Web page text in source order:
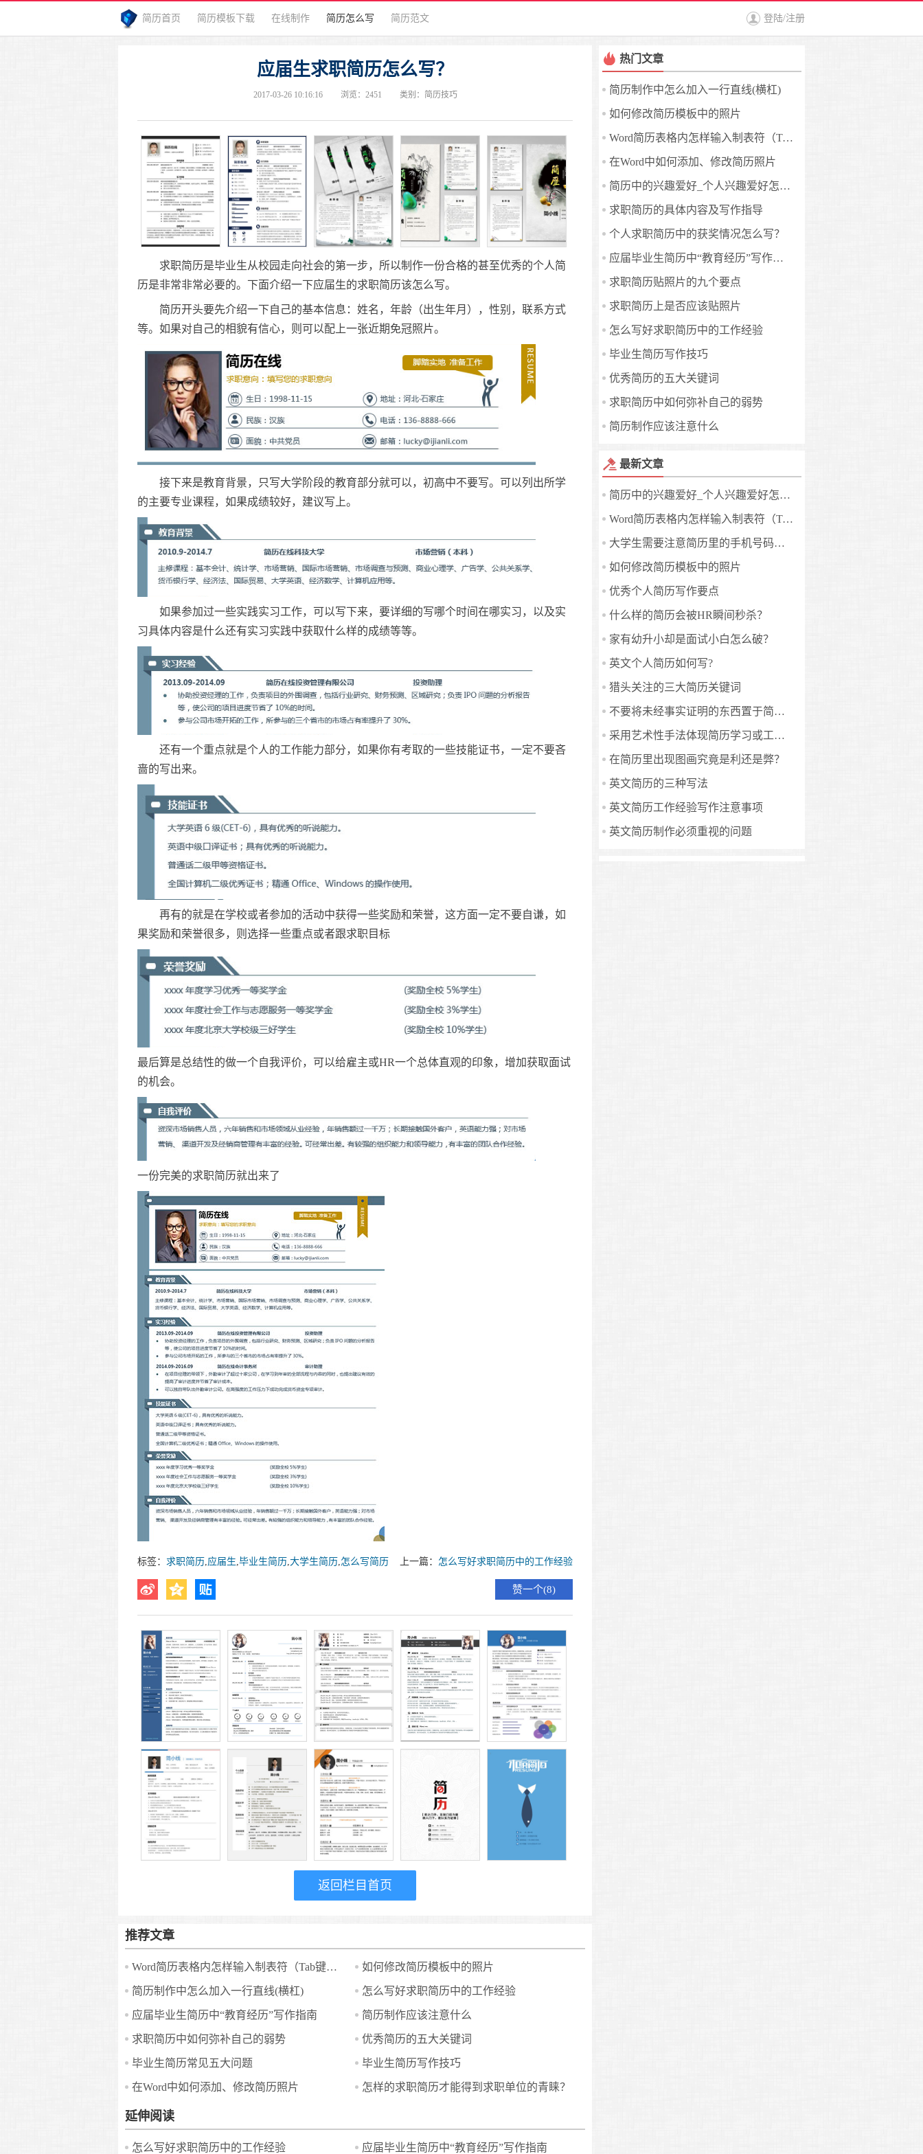
简历首页 简历模板下载 在线制作 简历怎么写 简历范文 登陆/注册
应届生求职简历怎么写？
2017-03-26 10:16:16 浏览： 2451 类别： 简历技巧
求职简历是毕业生从校园走向社会的第一步，所以制作一份合格的甚至优秀的个人简
历是非常非常必要的。下面介绍一下应届生的求职简历该怎么写。
简历开头要先介绍一下自己的基本信息：姓名，年龄（出生年月），性别，联系方式
等。如果对自己的相貌有信心，则可以配上一张近期免冠照片。
接下来是教育背景，只写大学阶段的教育部分就可以，初高中不要写。可以列出所学
的主要专业课程，如果成绩较好，建议写上。
如果参加过一些实践实习工作，可以写下来，要详细的写哪个时间在哪实习，以及实
习具体内容是什么还有实习实践中获取什么样的成绩等等。
还有一个重点就是个人的工作能力部分，如果你有考取的一些技能证书，一定不要吝
啬的写出来。
再有的就是在学校或者参加的活动中获得一些奖励和荣誉，这方面一定不要自谦，如
果奖励和荣誉很多，则选择一些重点或者跟求职目标
最后算是总结性的做一个自我评价，可以给雇主或HR一个总体直观的印象，增加获取面试
的机会。
一份完美的求职简历就出来了
标签： 求职简历,应届生,毕业生简历,大学生简历,怎么写简历 上一篇： 怎么写好求职简历中的工作经验
8
返回栏目首页
推荐文章
Word简历表格内怎样输入制表符（Tab键）？ 如何修改简历模板中的照片
简历制作中怎么加入一行直线(横杠) 怎么写好求职简历中的工作经验
应届毕业生简历中“教育经历”写作指南 简历制作应该注意什么
求职简历中如何弥补自己的弱势 优秀简历的五大关键词
毕业生简历常见五大问题 毕业生简历写作技巧
在Word中如何添加、修改简历照片 怎样的求职简历才能得到求职单位的青睐？
延伸阅读
怎么写好求职简历中的工作经验 应届毕业生简历中“教育经历”写作指南
热门文章
简历制作中怎么加入一行直线(横杠)
如何修改简历模板中的照片
Word简历表格内怎样输入制表符（Tab键）？
在Word中如何添加、修改简历照片
简历中的兴趣爱好_个人兴趣爱好怎么写?
求职简历的具体内容及写作指导
个人求职简历中的获奖情况怎么写？
应届毕业生简历中“教育经历”写作指南
求职简历贴照片的九个要点
求职简历上是否应该贴照片
怎么写好求职简历中的工作经验
毕业生简历写作技巧
优秀简历的五大关键词
求职简历中如何弥补自己的弱势
简历制作应该注意什么
最新文章
简历中的兴趣爱好_个人兴趣爱好怎么写?
Word简历表格内怎样输入制表符（Tab键）？
大学生需要注意简历里的手机号码事宜
如何修改简历模板中的照片
优秀个人简历写作要点
什么样的简历会被HR瞬间秒杀？
家有幼升小却是面试小白怎么破？
英文个人简历如何写?
猎头关注的三大简历关键词
不要将未经事实证明的东西置于简历里
采用艺术性手法体现简历学习或工作成绩如何？
在简历里出现图画究竟是利还是弊？
英文简历的三种写法
英文简历工作经验写作注意事项
英文简历制作必须重视的问题